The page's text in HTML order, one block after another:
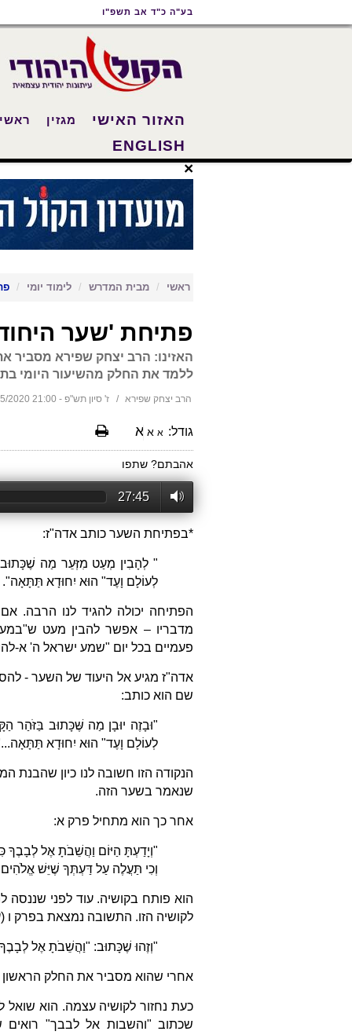
נגישות
ראשי
ראשי
בע"ה כ"ד אב תשפ"ו
האזור האישי מגזין ראשי
ENGLISH
×
ראשי מבית המדרש לימוד יומי
פתיחת 'שער
האזינו: הרב יצחק שפירא מסביר
ללמד את החלק מהשיעור היומי
הרב יצחק שפירא ז' סיון תש"פ - 21:00 30/05/2020
גודל: א א א
אהבתם? שתפו
27:45
*בפתיחת השער כותב אדה"ז:
" לְהָבִין מְעַט מִזְּעֵר מַה
לְעוֹלָם וָעֶד" הוּא יִחוּדָא תַּתָּאָה".
הפתיחה יכולה להגיד לנו הרבה.
מדבריו – אפשר להבין מעט
פעמיים בכל יום "שמע ישראל ה' א-
אדה"ז מגיע אל היעוד של השער -
שם הוא כותב:
"וּבָזֶה יוּבָן מַה שֶּׁכָּתוּב בַּזֹּהַר
לְעוֹלָם וָעֶד" הוּא יִחוּדָא
הנקודה הזו חשובה לנו כיון שהבנת
שנאמר בשער הזה.
אחר כך הוא מתחיל פרק א:
"וְיָדַעְתָּ הַיּוֹם וַהֲשֵׁבֹתָ אֶל לְבָבֶךָ
וְכִי תַּעֲלֶה עַל דַּעְתְּךָ שֶׁיֵּשׁ
הוא פותח בקושיה. עוד לפני
לקושיה הזו. התשובה נמצאת בפרק ו (עמ'
"וְזֶהוּ שֶׁכָּתוּב: "וַהֲשֵׁבֹתָ אֶל
אחרי שהוא מסביר את החלק
כעת נחזור לקושיה עצמה. הוא
שכתוב "והשבות אל לבבך"